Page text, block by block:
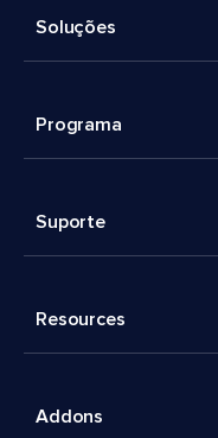
Soluções
Programa
Suporte
Resources
Addons